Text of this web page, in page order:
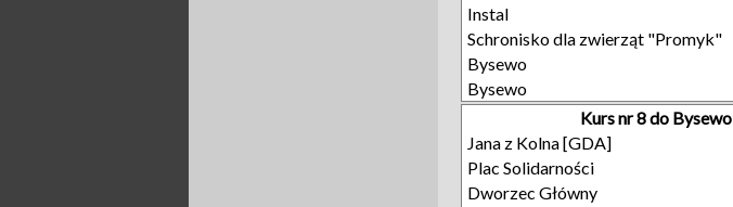
Instal
Schronisko dla zwierząt "Promyk"
Bysewo
Bysewo
Kurs nr 8 do Bysewo
Jana z Kolna [GDA]
Plac Solidarności
Dworzec Główny